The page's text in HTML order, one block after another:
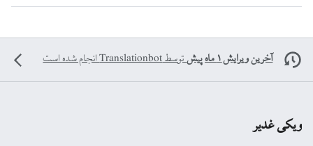
آخرین ویرایش ۱ ماه پیش توسطTranslationbotانجام شده است
ویکی غدیر